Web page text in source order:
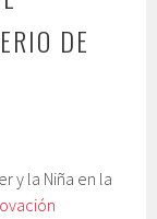
DE
y la Niña en la